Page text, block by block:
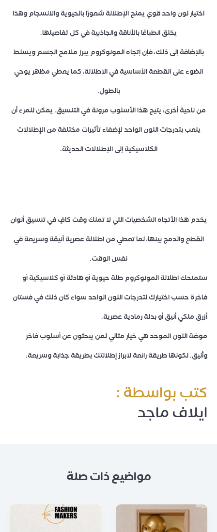
اختيار لون واحد قوي يمنح الإطلالة شعورًا بالحيوية والانسجام وهذا
يخلق انطباعًا بالأناقة والجاذبية في كل تفاصيلها.
بالإضافة إلى ذلك، فإن إتجاه المونوكروم يبرز ملامح الجسم ويسلط
الضوء على القطعة الأساسية في الاطلالة، كما يعطي مظهر يوحي
بالطول.
من ناحية أخرى، يتيح هذا الأسلوب مرونة في التنسيق. يمكن للمرء أن
يلعب بتدرجات اللون الواحد لإضفاء تأثيرات مختلفة من الإطلالات
الكلاسيكية إلى الإطلالات الحديثة.
يخدم هذا الأتجاه الشخصيات التي لا تملك وقت كافٍ في تنسيق ألوان
القطع والدمج بينها، لما تعطي من اطلالة عصرية أنيقة وسريعة في
نفس الوقت.
ستمنحك اطلالة المونوكروم طلة حيوية أو هادئة أو كلاسيكية أو
فاخرة حسب اختيارك لتدرجات اللون الواحد سواء كان ذلك في فستان
أزرق ملكي أنيق أو بدلة رمادية عصرية.
موضة اللون الموحد هي خيار مثالي لمن يبحثون عن أسلوب فاخر
وأنيق. لكونها طريقة رائعة لابراز إطلالتك بطريقة جذابة وسريعة.
كتب بواسطة :
ايلاف ماجد
مواضيع ذات صلة